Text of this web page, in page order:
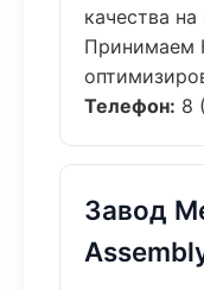
качества
Принимаем
Телефон: 8
Завод